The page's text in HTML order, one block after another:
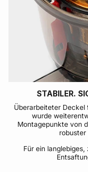
STABILER.
Überarbeiteter Deckel
wurde
Montagepunkte von
Für ein